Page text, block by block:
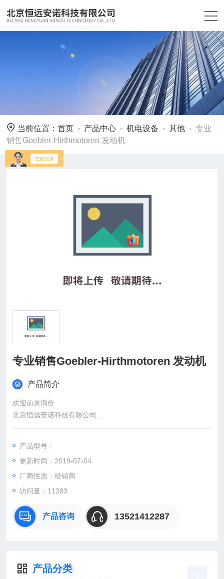
当前位置：首页 - 产品中心 -机电设备 -其他 -专业
销售Goebler-Hirthmotoren 发动机
专业销售Goebler-Hirthmotoren 发动机
产品简介
欢迎前来询价
北京恒远安诺科技有限公司
：
：曹
：
直销德国欧洲机电工控设备配件
国及欧洲生产的各类工控机电设备、仪器仪表、零配件，保证*。
公司
产品型号：
更新时间：2019-07-04
厂商性质：经销商
访问量：11283
产品咨询 13521412287
产品分类